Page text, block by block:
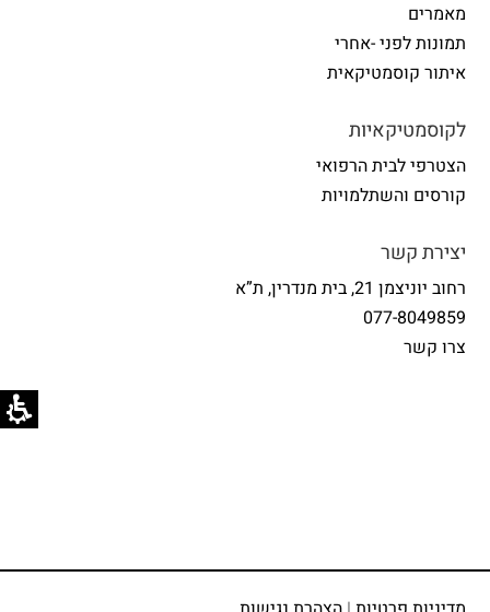
מאמרים
תמונות לפני -אחרי
איתור קוסמטיקאית
לקוסמטיקאיות
הצטרפי לבית הרפואי
קורסים והשתלמויות
יצירת קשר
רחוב יוניצמן 21, בית מנדרין, ת”א
077-8049859
צרו קשר